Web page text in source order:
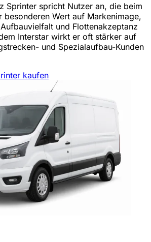
Sprinter spricht Nutzer an, die beim
besonderen Wert auf Markenimage,
und Flottenakzeptanz
Interstar wirkt er oft stärker auf
und Spezialaufbau-Kunden
kaufen